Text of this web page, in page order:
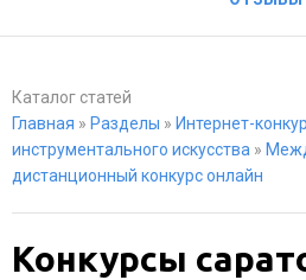
Каталог статей
Главная » Разделы » Интернет-
инструментального искусства »
дистанционный конкурс онлайн
Конкурсы